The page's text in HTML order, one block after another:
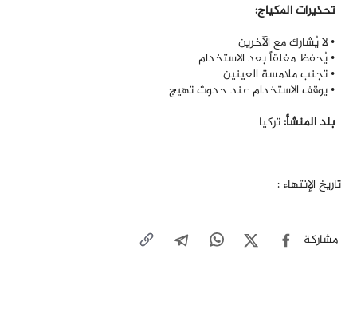
تحذيرات المكياج:
• لا يُشارك مع الآخرين
• يُحفظ مغلقاً بعد الاستخدام
• تجنب ملامسة العينين
• يوقف الاستخدام عند حدوث تهيج
بلد المنشأ:تركيا
تاريخ الإنتهاء :
مشاركة